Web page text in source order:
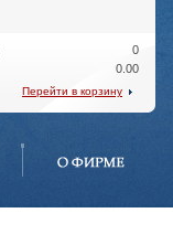
0
0.00
Перейти в корзину